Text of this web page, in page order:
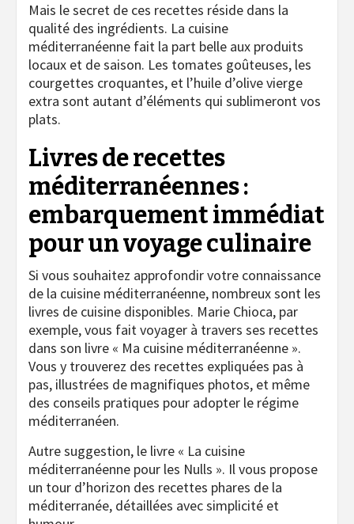
Mais le secret de ces recettes réside dans la
qualité des ingrédients. La cuisine
méditerranéenne fait la part belle aux produits
locaux et de saison. Les tomates goûteuses, les
courgettes croquantes, et l’huile d’olive vierge
extra sont autant d’éléments qui sublimeront vos
plats.
Livres de recettes
méditerranéennes :
embarquement immédiat
pour un voyage culinaire
Si vous souhaitez approfondir votre connaissance
de la cuisine méditerranéenne, nombreux sont les
livres de cuisine disponibles. Marie Chioca, par
exemple, vous fait voyager à travers ses recettes
dans son livre « Ma cuisine méditerranéenne ».
Vous y trouverez des recettes expliquées pas à
pas, illustrées de magnifiques photos, et même
des conseils pratiques pour adopter le régime
méditerranéen.
Autre suggestion, le livre « La cuisine
méditerranéenne pour les Nulls ». Il vous propose
un tour d’horizon des recettes phares de la
méditerranée, détaillées avec simplicité et